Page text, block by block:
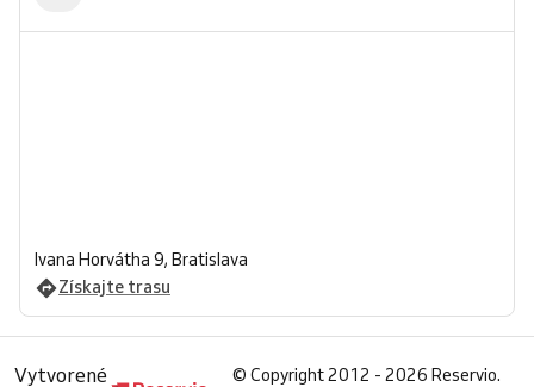
Ivana Horvátha 9, Bratislava
Získajte trasu
Vytvorené © Copyright 2012 - 2026 Reservio.